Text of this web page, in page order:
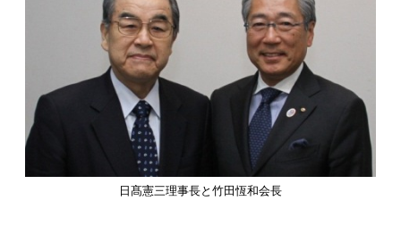
日髙憲三理事長と竹田恆和会長